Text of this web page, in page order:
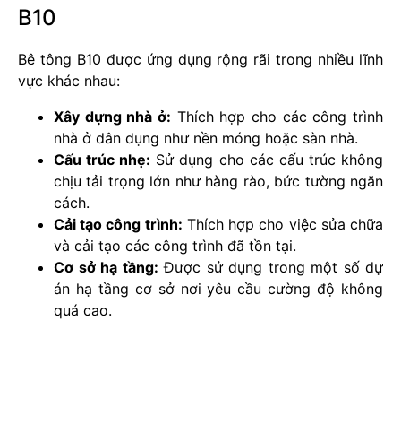
B10
Bê tông B10 được ứng dụng rộng rãi trong nhiều lĩnh
vực khác nhau:
Xây dựng nhà ở: Thích hợp cho các công trình
nhà ở dân dụng như nền móng hoặc sàn nhà.
Cấu trúc nhẹ: Sử dụng cho các cấu trúc không
chịu tải trọng lớn như hàng rào, bức tường ngăn
cách.
Cải tạo công trình: Thích hợp cho việc sửa chữa
và cải tạo các công trình đã tồn tại.
Cơ sở hạ tầng: Được sử dụng trong một số dự
án hạ tầng cơ sở nơi yêu cầu cường độ không
quá cao.